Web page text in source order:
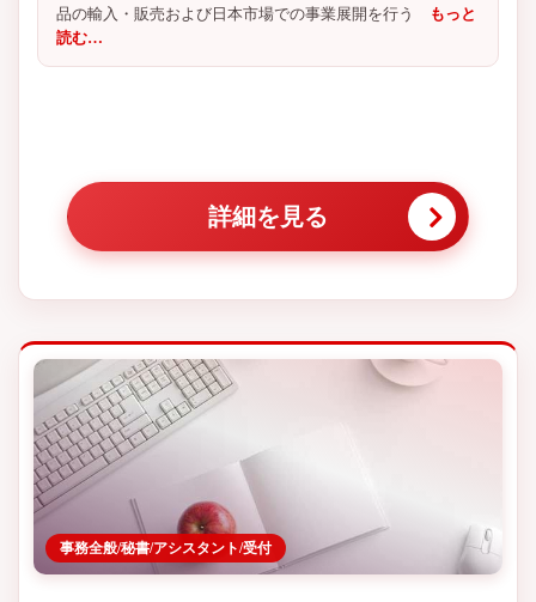
品の輸入・販売および日本市場での事業展開を行う
もっと
読む…
詳細を見る
事務全般/秘書/アシスタント/受付